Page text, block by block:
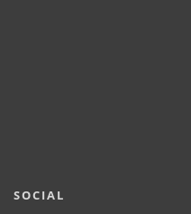
SOCIAL